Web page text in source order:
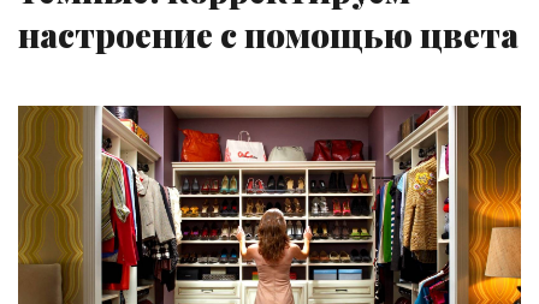
настроение с помощью цвета